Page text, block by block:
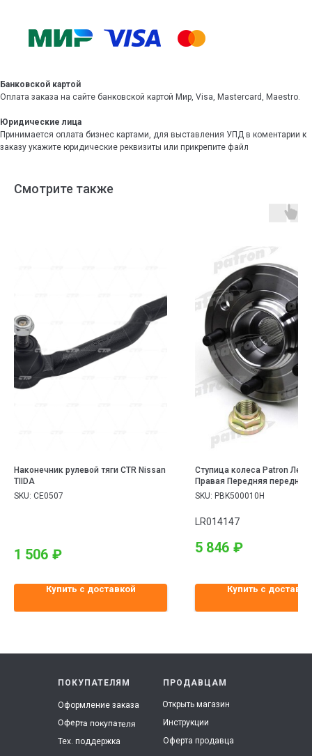
Банковской картой
Оплата заказа на сайте банковской картой Мир, Visa, Mastercard, Maestro.
Юридические лица
Принимается оплата бизнес картами, для выставления УПД в коментарии к
заказу укажите юридические реквизиты или прикрепите файл
Смотрите также
Наконечник рулевой тяги CTR Nissan
TIIDA
SKU: CE0507
1 506 ₽
Купить с доставкой
Ступица колеса Patron
Правая Передняя передн
LANDROVER: RANGE ROVER
SKU: PBK500010H
LR014147
5 846 ₽
Купить с
ПРОДАВЦАМ
Оферта продавца
Инструкции
Открыть магазин
ПОКУПАТЕЛЯМ
Тех. поддержка
Оферта покупателя
Оформление заказа